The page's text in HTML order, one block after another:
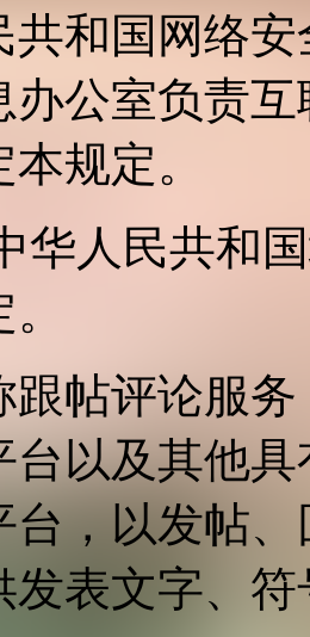
共和国网络
办公室负责
规定。
华人民共和
跟帖评论服
台以及其他
台，以发帖
发表文字、